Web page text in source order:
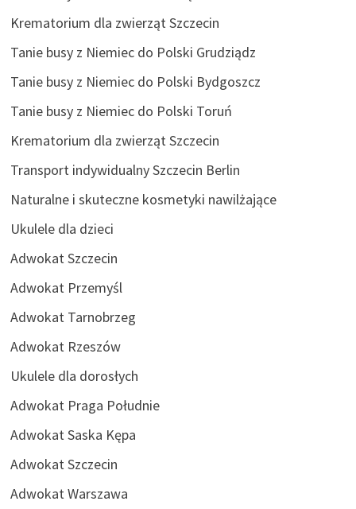
Krematorium dla zwierząt Szczecin
Tanie busy z Niemiec do Polski Grudziądz
Tanie busy z Niemiec do Polski Bydgoszcz
Tanie busy z Niemiec do Polski Toruń
Krematorium dla zwierząt Szczecin
Transport indywidualny Szczecin Berlin
Naturalne i skuteczne kosmetyki nawilżające
Ukulele dla dzieci
Adwokat Szczecin
Adwokat Przemyśl
Adwokat Tarnobrzeg
Adwokat Rzeszów
Ukulele dla dorosłych
Adwokat Praga Południe
Adwokat Saska Kępa
Adwokat Szczecin
Adwokat Warszawa